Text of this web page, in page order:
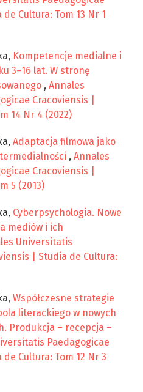
Cultura: Tom 13 Nr 1
Kompetencje medialne i
3–16 lat. W stronę
, Annales
Cracoviensis |
14 Nr 4 (2022)
Adaptacja filmowa jako
, Annales
Cracoviensis |
5 (2013)
Cyberpsychologia. Nowe
mediów i ich
Universitatis
| Studia de Cultura:
Współczesne strategie
literackiego w nowych
Produkcja – recepcja –
Paedagogicae
Cultura: Tom 12 Nr 3